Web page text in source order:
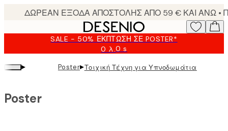
SALE - 50% ΈΚΠΤΩΣΗ ΣΕ POSTER*
0 λ.0 s
Ισχύει
μέχρι:
2026-
▸ Poster▸Τοιχική Τέχνη για Υπνοδωμάτια
Poster